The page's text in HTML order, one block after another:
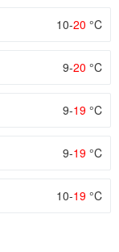
10-20 °C
9-20 °C
9-19 °C
9-19 °C
10-19 °C